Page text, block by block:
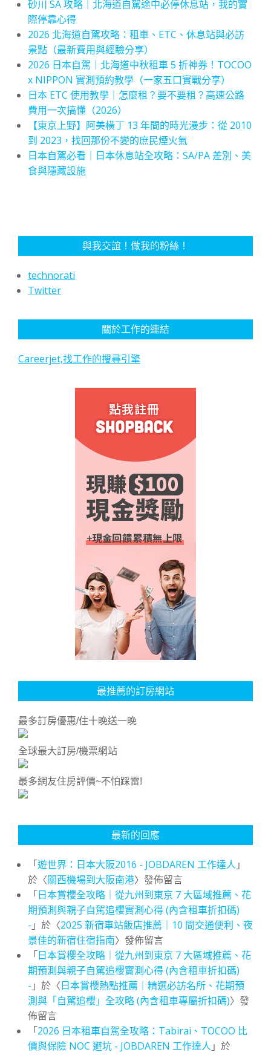
砂川 SA 攻略｜北海道自駕途中必停休息站，我的實
際停靠心得
2026 北海道自駕攻略：租車、ETC、休息站與必訪
景點（最新費用與經驗分享）
2026 日本自駕｜北海道中秋租車 5 折神券！TOCOO
x NIPPON 實測預約教學（一家五口實戰分享）
日本 ETC 使用教學｜怎麼租？要不要租？高速公路
費用一次搞懂（2026）
【東京上野】阿美橫丁 13 年間的時光漫步：從 2010
到 2023，找回那份不變的庶民煙火氣
日本自駕必看｜日本休息站全攻略：SA/PA 差別、美
食與隱藏設施
與我交誼！做我的粉絲！
technorati
Twitter
關於工作的連結
Careerjet,找工作的搜尋引擎
最推薦的訂房網站
最多訂房優惠/住十晚送一晚
全球最大訂房/機票網站
最多網友住房評價~不怕踩雷!
最新的回應
「遊世界：日本大阪2016 - JOBDAREN 工作達人 」
於〈關西機場到大阪南港〉發佈留言
「日本賞櫻全攻略｜從九州到東京 7 大區域推薦、花
期預測與親子自駕追櫻實測心得 (內含租車折扣碼)
- 」於〈2025 新宿車站飯店推薦｜10 間交通便利、夜
景佳的新宿住宿指南〉發佈留言
「日本賞櫻全攻略｜從九州到東京 7 大區域推薦、花
期預測與親子自駕追櫻實測心得 (內含租車折扣碼)
- 」於〈日本賞櫻熱點推薦｜精選必訪名所、花期預
測與「自駕追櫻」全攻略 (內含租車專屬折扣碼)〉發
佈留言
「2026 日本租車自駕全攻略：Tabirai、TOCOO 比
價與保險 NOC 避坑 - JOBDAREN 工作達人 」於